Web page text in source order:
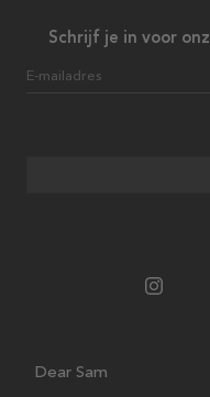
Schrijf je in voor
E-mailadres
Dear Sam